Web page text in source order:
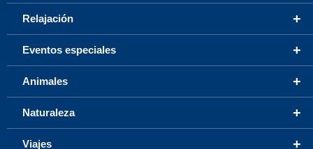
+
Relajación
+
Eventos especiales
+
Animales
+
Naturaleza
+
Viajes